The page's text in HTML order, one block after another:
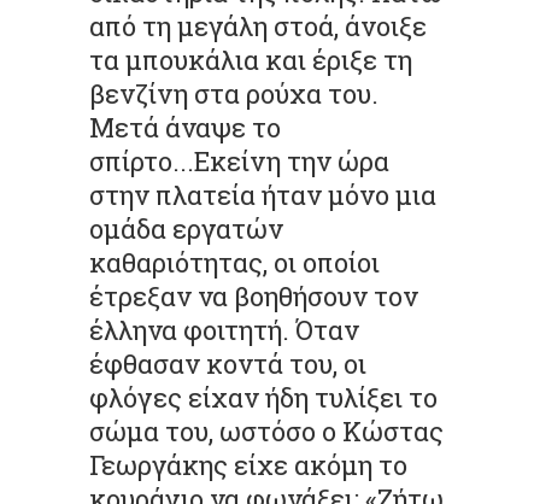
από τη μεγάλη στοά, άνοιξε
τα μπουκάλια και έριξε τη
βενζίνη στα ρούχα του.
Μετά άναψε το
σπίρτο...Εκείνη την ώρα
στην πλατεία ήταν μόνο μια
ομάδα εργατών
καθαριότητας, οι οποίοι
έτρεξαν να βοηθήσουν τον
έλληνα φοιτητή. Όταν
έφθασαν κοντά του, οι
φλόγες είχαν ήδη τυλίξει το
σώμα του, ωστόσο ο Κώστας
Γεωργάκης είχε ακόμη το